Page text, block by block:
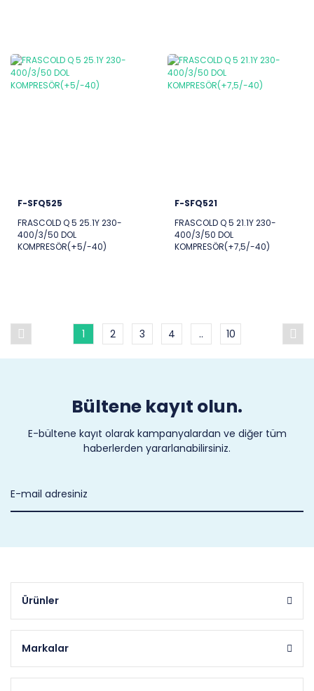
F-SFQ525
FRASCOLD Q 5 25.1Y 230-
400/3/50 DOL
KOMPRESÖR(+5/-40)
F-SFQ521
FRASCOLD Q 5 21.1Y 230-
400/3/50 DOL
KOMPRESÖR(+7,5/-40)
1 2 3 4 .. 10
Bültene kayıt olun.
E-bültene kayıt olarak kampanyalardan ve diğer tüm
haberlerden yararlanabilirsiniz.
Ürünler
Markalar